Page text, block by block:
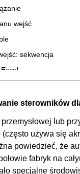
wejść
sekwencja
2 sterowników
lub
używa się
powiedzieć, że
fabryk na
specjalne